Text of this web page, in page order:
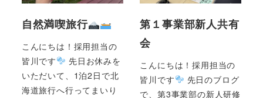
自然満喫旅行
こんにちは！採用担当の
皆川です
先日お休みを
いただいて、1泊2日で北
海道旅行へ行ってまいり
第１事業部新人共有
会
こんにちは！採用担当の
皆川です
先日のブログ
で、第3事業部の新人研修